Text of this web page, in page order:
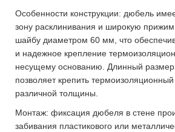
Особенности конструкции: дюбель
зону расклинивания и широкую
шайбу диаметром 60 мм, что
и надежное крепление
несущему основанию. Длинный
позволяет крепить
различной толщины.
Монтаж: фиксация дюбеля в стене
забивания пластикового или